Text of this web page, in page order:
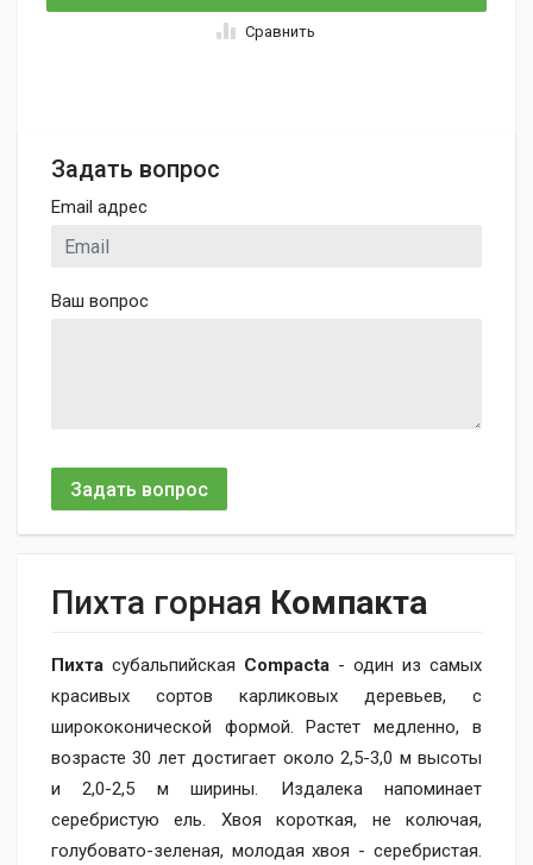
Сравнить
Задать вопрос
Email адрес
Ваш вопрос
Задать вопрос
Пихта горная Компакта
Пихта субальпийская Compacta - один из самых
красивых сортов карликовых деревьев, с
ширококонической формой. Растет медленно, в
возрасте 30 лет достигает около 2,5-3,0 м высоты
и 2,0-2,5 м ширины. Издалека напоминает
серебристую ель. Хвоя короткая, не колючая,
голубовато-зеленая, молодая хвоя - серебристая.